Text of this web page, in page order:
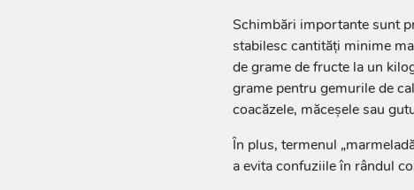
Schimbări importante sunt
stabilesc cantități minime
de grame de fructe la un
grame pentru gemurile de
coacăzele, măceșele sau
În plus, termenul
a evita confuziile în rândul